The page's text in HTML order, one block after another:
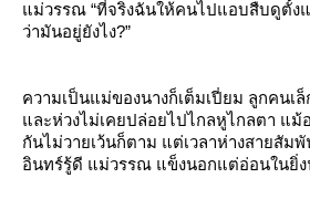
ม่วรรณ “ที่จริงฉันให้คนไปแอบสืบดูตั้ง
ว่ามันอยู่ยังไง?”
ความเป็นแม่ของนางก็เต็มเปี่ยม ลูกคนเ
ละห่วงไม่เคยปล่อยไปไกลหูไกลตา แม้
กันไม่วายเว้นก็ตาม แต่เวลาห่างสายสัม
อินทร์รู้ดี แม่วรรณ แข็งนอกแต่อ่อนในยิ่ง